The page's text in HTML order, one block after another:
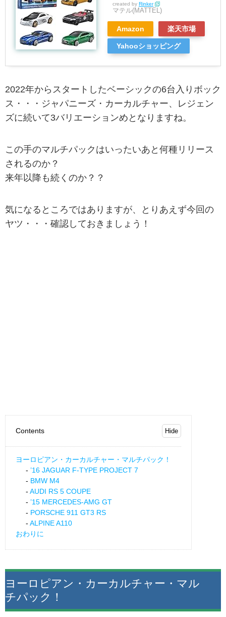
created by Rinker
マテル(MATTEL)
Amazon 楽天市場
Yahooショッピング
2022年からスタートしたベーシックの6台入りボック
ス・・・ジャパニーズ・カーカルチャー、レジェン
ズに続いて3バリエーションめとなりますね。
この手のマルチパックはいったいあと何種リリース
されるのか？
来年以降も続くのか？？
気になるところではありますが、とりあえず今回の
ヤツ・・・確認しておきましょう！
Contents
ヨーロピアン・カーカルチャー・マルチパック！
’16 JAGUAR F-TYPE PROJECT 7
BMW M4
AUDI RS 5 COUPE
’15 MERCEDES-AMG GT
PORSCHE 911 GT3 RS
ALPINE A110
おわりに
ヨーロピアン・カーカルチャー・マル
チパック！